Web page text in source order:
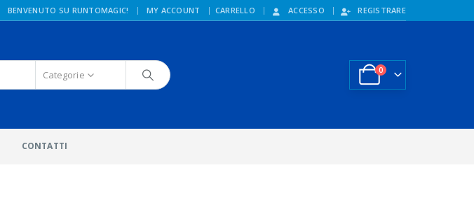
BENVENUTO SU RUNTOMAGIC! | MY ACCOUNT CARRELLO ACCESSO REGISTRARE
Categorie 0
CONTATTI